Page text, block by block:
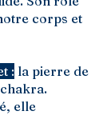
corps et
: la pierre de
elle